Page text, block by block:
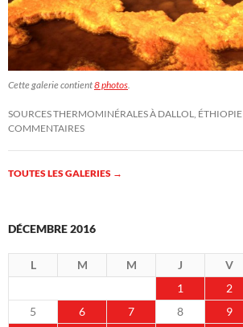
Cette galerie contient8 photos.
SOURCES THERMOMINÉRALES À DALLOL, ÉTHIOPIE
COMMENTAIRES
TOUTES LES GALERIES →
DÉCEMBRE 2016
L M M J V
1
2
5
6 7 8 9